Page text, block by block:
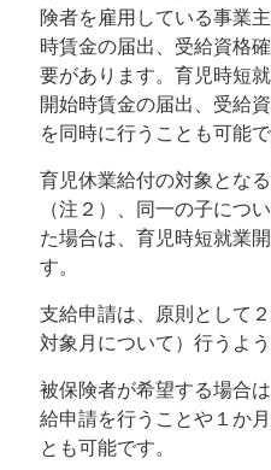
険者を雇用している事業
時賃金の届出、受給資格
要があります。育児時短
開始時賃金の届出、受給
を同時に行うことも可能で
育児休業給付の対象とな
（注２）、同一の子につ
た場合は、育児時短就業
す。
支給申請は、原則として
対象月について）行うよ
被保険者が希望する場合
給申請を行うことや１か
とも可能です。